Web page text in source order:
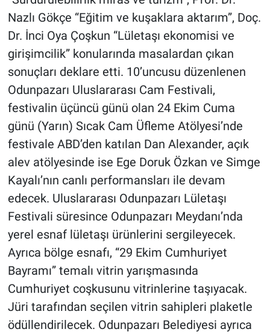
Nazlı Gökçe “Eğitim ve kuşaklara aktarım”, Doç.
Dr. İnci Oya Çoşkun “Lületaşı ekonomisi ve
girişimcilik” konularında masalardan çıkan
sonuçları deklare etti. 10’uncusu düzenlenen
Odunpazarı Uluslararası Cam Festivali,
festivalin üçüncü günü olan 24 Ekim Cuma
günü (Yarın) Sıcak Cam Üfleme Atölyesi’nde
festivale ABD’den katılan Dan Alexander, açık
alev atölyesinde ise Ege Doruk Özkan ve Simge
Kayalı’nın canlı performansları ile devam
edecek. Uluslararası Odunpazarı Lületaşı
Festivali süresince Odunpazarı Meydanı’nda
yerel esnaf lületaşı ürünlerini sergileyecek.
Ayrıca bölge esnafı, “29 Ekim Cumhuriyet
Bayramı” temalı vitrin yarışmasında
Cumhuriyet coşkusunu vitrinlerine taşıyacak.
Jüri tarafından seçilen vitrin sahipleri plaketle
ödüllendirilecek. Odunpazarı Belediyesi ayrıca